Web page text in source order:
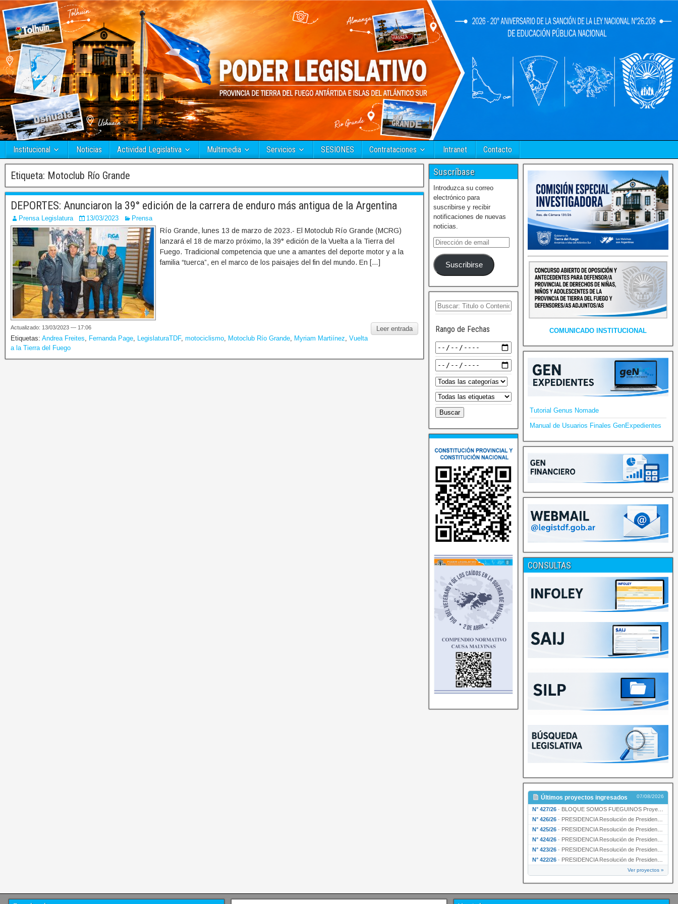
Institucional Noticias Actividad Legislativa Multimedia Servicios SESIONES Contrataciones Intranet Contacto
Etiqueta: Motoclub Río Grande
DEPORTES: Anunciaron la 39° edición de la carrera de enduro más antigua de la Argentina
Prensa Legislatura 13/03/2023 Prensa
Río Grande, lunes 13 de marzo de 2023.- El Motoclub Río Grande (MCRG)
lanzará el 18 de marzo próximo, la 39° edición de la Vuelta a la Tierra del
Fuego. Tradicional competencia que une a amantes del deporte motor y a la
familia “tuerca”, en el marco de los paisajes del fin del mundo. En […]
Leer entrada
Actualizado: 13/03/2023 — 17:06
Etiquetas: Andrea Freites, Fernanda Page, LegislaturaTDF, motociclismo, Motoclub Río Grande, Myriam Martiínez, Vuelta
a la Tierra del Fuego
Suscríbase
Introduzca su correo
electrónico para
suscribirse y recibir
notificaciones de nuevas
noticias.
Suscribirse
Rango de Fechas COMUNICADO INSTITUCIONAL
Tutorial Genus Nomade
Manual de Usuarios Finales GenExpedientes
CONSULTAS
Últimos proyectos ingresados 07/08/2026
N° 427/26 · BLOQUE SOMOS FUEGUINOS Proyecto de Declaración declarando de interés provincial PRESIDENCI…
N° 426/26 · PRESIDENCIA Resolución de Presidencia N° 216/26 declarando de interés provincial la labor …
N° 425/26 · PRESIDENCIA Resolución de Presidencia N° 212/26 declarando de interés provincial el “50° A…
N° 424/26 · PRESIDENCIA Resolución de Presidencia Nº 210/26 declarando de interés provincial el proyec…
N° 423/26 · PRESIDENCIA Resolución de Presidencia Nº 209/26 declarando de interés provincial la presen…
N° 422/26 · PRESIDENCIA Resolución de Presidencia N° 200/26 para su ratificación.
Ver proyectos »